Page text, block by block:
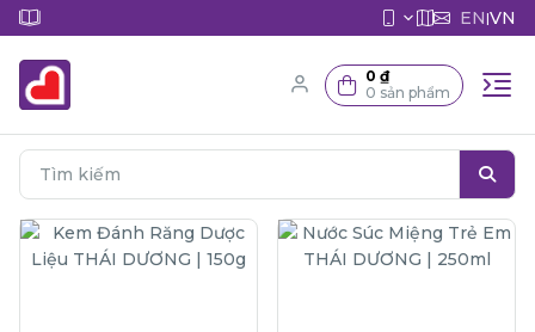
EN|VN
0 ₫
0 sản phẩm